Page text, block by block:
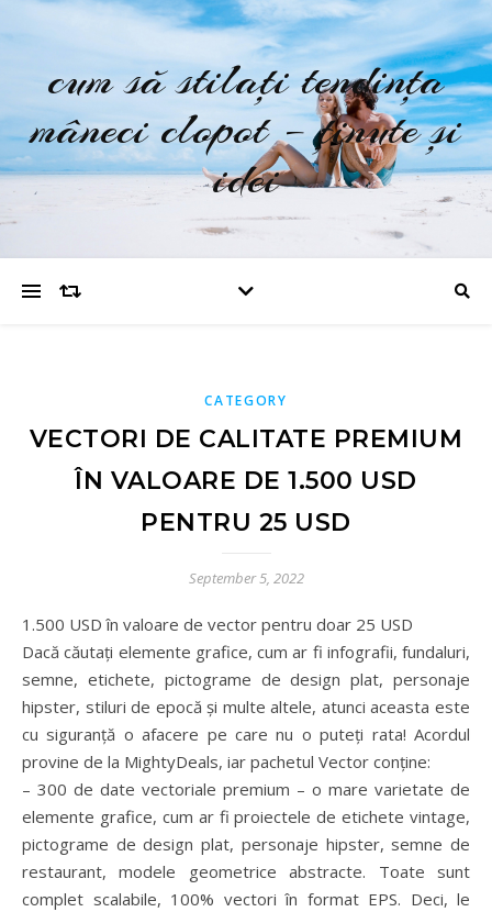
cum să stilați tendința
mâneci clopot – ținute și
idei
CATEGORY
VECTORI DE CALITATE PREMIUM
ÎN VALOARE DE 1.500 USD
PENTRU 25 USD
September 5, 2022
1.500 USD în valoare de vector pentru doar 25 USD
Dacă căutați elemente grafice, cum ar fi infografii, fundaluri,
semne, etichete, pictograme de design plat, personaje
hipster, stiluri de epocă și multe altele, atunci aceasta este
cu siguranță o afacere pe care nu o puteți rata! Acordul
provine de la MightyDeals, iar pachetul Vector conține:
– 300 de date vectoriale premium – o mare varietate de
elemente grafice, cum ar fi proiectele de etichete vintage,
pictograme de design plat, personaje hipster, semne de
restaurant, modele geometrice abstracte. Toate sunt
complet scalabile, 100% vectori în format EPS. Deci, le